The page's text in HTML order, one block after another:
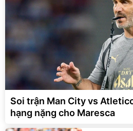
Soi trận Man City vs
hạng nặng cho Maresca